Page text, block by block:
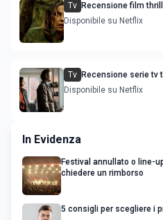
Tv Recensione film
Theron e Taron
Disponibile su Netflix
Tv Recensione serie tv
Nascondino
Disponibile su Netflix
In Evidenza
Festival annullato o line-
chiedere un rimborso
5 consigli per scegliere i